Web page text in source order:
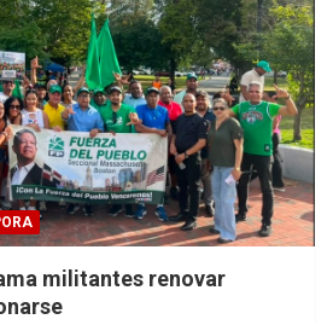
militantes renovar